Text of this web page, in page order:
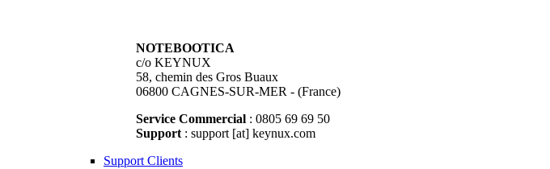
NOTEBOOTICA
c/o KEYNUX
58, chemin des Gros Buaux
06800 CAGNES-SUR-MER - (France)
Service Commercial : 0805 69 69 50
Support : support [at] keynux.com
Support Clients